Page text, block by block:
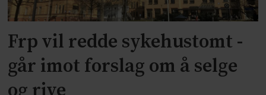
Frp vil redde sykehustomt -
går imot forslag om å selge